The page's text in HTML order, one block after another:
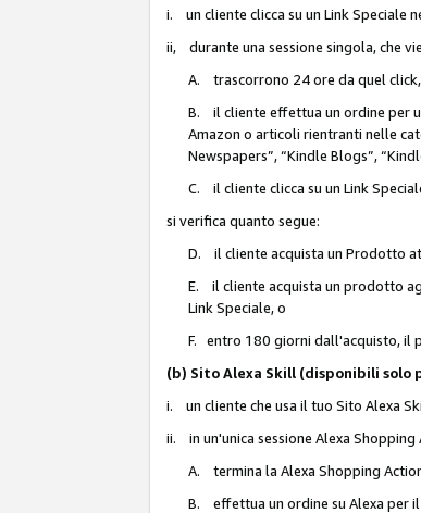
i. un cliente clicca su un Link Speciale
ii, durante una sessione singola, che
A. trascorrono 24 ore da quel click,
B. il cliente effettua un ordine per
Amazon o articoli rientranti nelle
Newspapers”, “Kindle Blogs”,
C. il cliente clicca su un Link
si verifica quanto segue:
D. il cliente acquista un Prodotto
E. il cliente acquista un prodotto
Link Speciale, o
F. entro 180 giorni dall'acquisto, il
(b) Sito Alexa Skill (disponibili solo
i. un cliente che usa il tuo Sito Alexa
ii. in un'unica sessione Alexa Shopping
A. termina la Alexa Shopping
B. effettua un ordine su Alexa per